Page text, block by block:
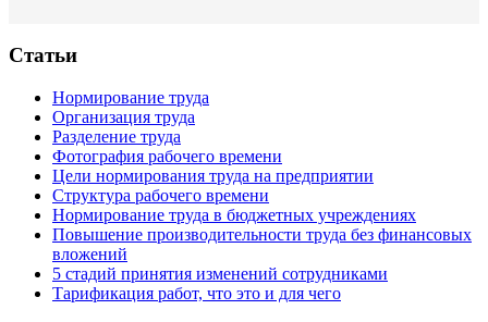
Статьи
Нормирование труда
Организация труда
Разделение труда
Фотография рабочего времени
Цели нормирования труда на предприятии
Структура рабочего времени
Нормирование труда в бюджетных учреждениях
Повышение производительности труда без финансовых
вложений
5 стадий принятия изменений сотрудниками
Тарификация работ, что это и для чего